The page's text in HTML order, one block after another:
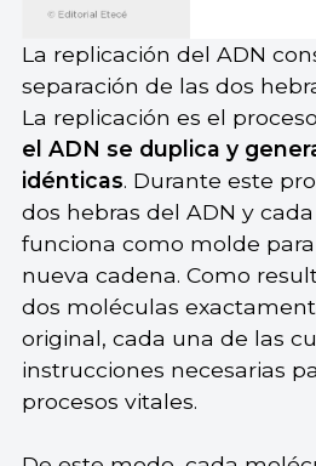
La replicación del ADN
separación de las dos
La replicación es el
el ADN se duplica y
idénticas. Durante este
dos hebras del ADN y
funciona como molde
nueva cadena. Como
dos moléculas
original, cada una de las
instrucciones necesarias
procesos vitales.